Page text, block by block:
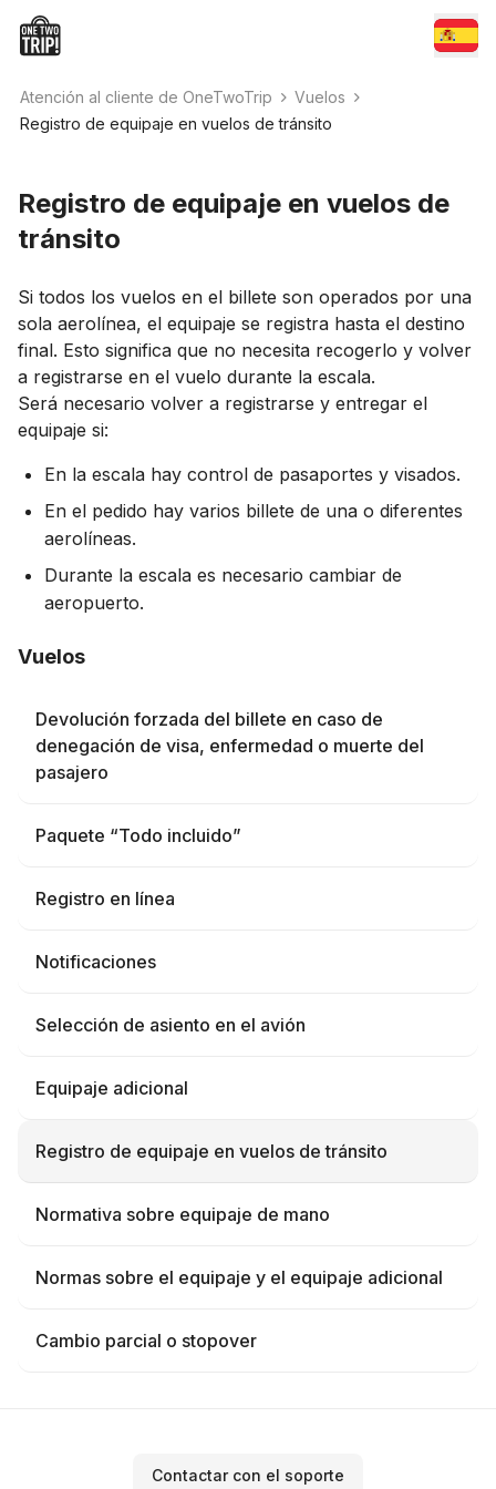
Atención al cliente de OneTwoTrip
Vuelos
Registro de equipaje en vuelos de tránsito
Registro de equipaje en vuelos de
tránsito
Si todos los vuelos en el billete son operados por una
sola aerolínea, el equipaje se registra hasta el destino
final. Esto significa que no necesita recogerlo y volver
a registrarse en el vuelo durante la escala.
Será necesario volver a registrarse y entregar el
equipaje si:
En la escala hay control de pasaportes y visados.
En el pedido hay varios billete de una o diferentes
aerolíneas.
Durante la escala es necesario cambiar de
aeropuerto.
Vuelos
Devolución forzada del billete en caso de
denegación de visa, enfermedad o muerte del
pasajero
Paquete “Todo incluido”
Registro en línea
Notificaciones
Selección de asiento en el avión
Equipaje adicional
Registro de equipaje en vuelos de tránsito
Normativa sobre equipaje de mano
Normas sobre el equipaje y el equipaje adicional
Cambio parcial o stopover
Contactar con el soporte